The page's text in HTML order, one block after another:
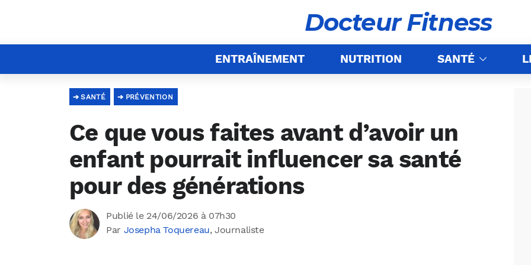
Docteur Fitness
ENTRAÎNEMENT NUTRITION SANTÉ
PRÉVENTION
SANTÉ
Ce que vous faites avant d’avoir un
enfant pourrait influencer sa santé
pour des générations
Publié le 24/06/2026 à 07h30
Par Josepha Toquereau, Journaliste